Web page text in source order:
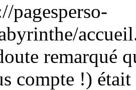
pagesperso-
remarqué
compte !) était